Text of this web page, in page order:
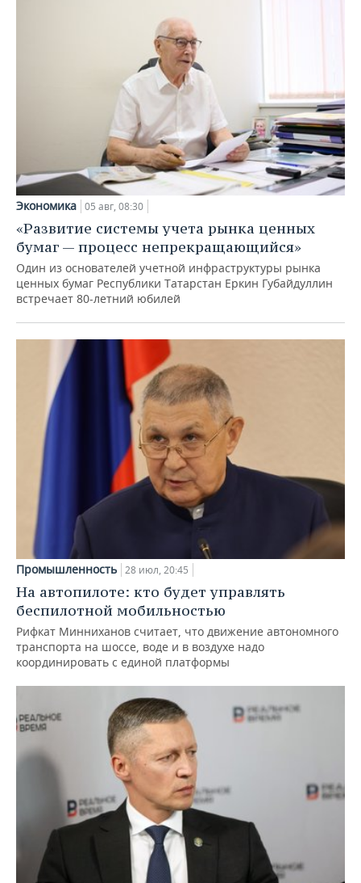
Экономика 05 авг, 08:30
«Развитие системы учета рынка ценных
бумаг — процесс непрекращающийся»
Один из основателей учетной инфраструктуры рынка
ценных бумаг Республики Татарстан Еркин Губайдуллин
встречает 80-летний юбилей
Промышленность 28 июл, 20:45
На автопилоте: кто будет управлять
беспилотной мобильностью
Рифкат Минниханов считает, что движение автономного
транспорта на шоссе, воде и в воздухе надо
координировать с единой платформы